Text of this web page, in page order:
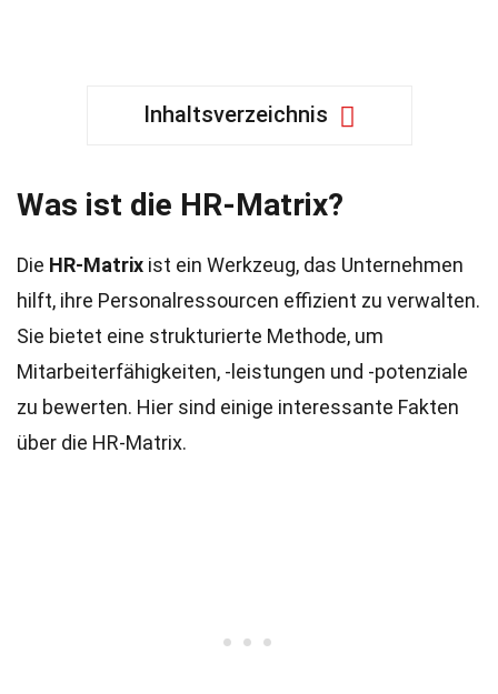
Inhaltsverzeichnis
Was ist die HR-Matrix?
Die HR-Matrix ist ein Werkzeug, das Unternehmen
hilft, ihre Personalressourcen effizient zu verwalten.
Sie bietet eine strukturierte Methode, um
Mitarbeiterfähigkeiten, -leistungen und -potenziale
zu bewerten. Hier sind einige interessante Fakten
über die HR-Matrix.